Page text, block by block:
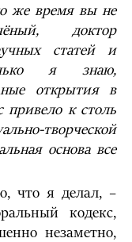
же время вы не
доктор
статей и
я знаю,
открытия в
привело к столь
творческой
основа все
что я делал, –
кодекс,
незаметно,